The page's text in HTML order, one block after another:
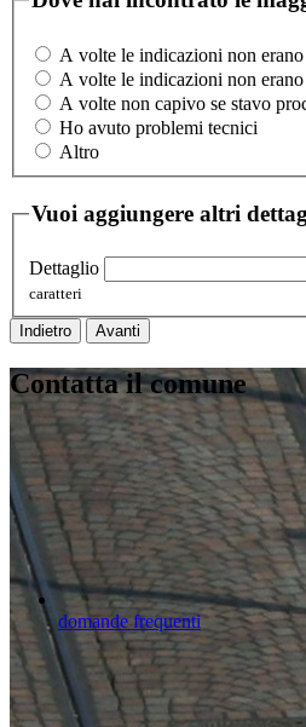
A volte le indicazioni non
A volte le indicazioni non
A volte non capivo se stavo
Ho avuto problemi tecnici
Altro
Vuoi aggiungere altri
Dettaglio
caratteri
Indietro Avanti
Contatta il comune
domande frequenti